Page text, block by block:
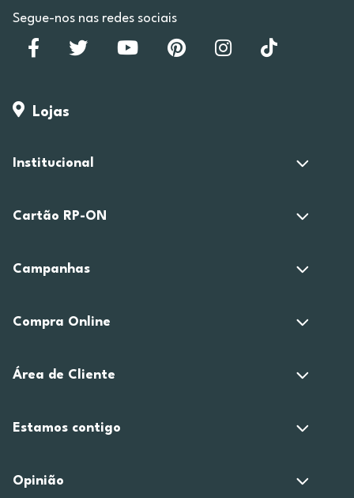
Segue-nos nas redes sociais
Lojas
Institucional
Cartão RP-ON
Campanhas
Compra Online
Área de Cliente
Estamos contigo
Opinião